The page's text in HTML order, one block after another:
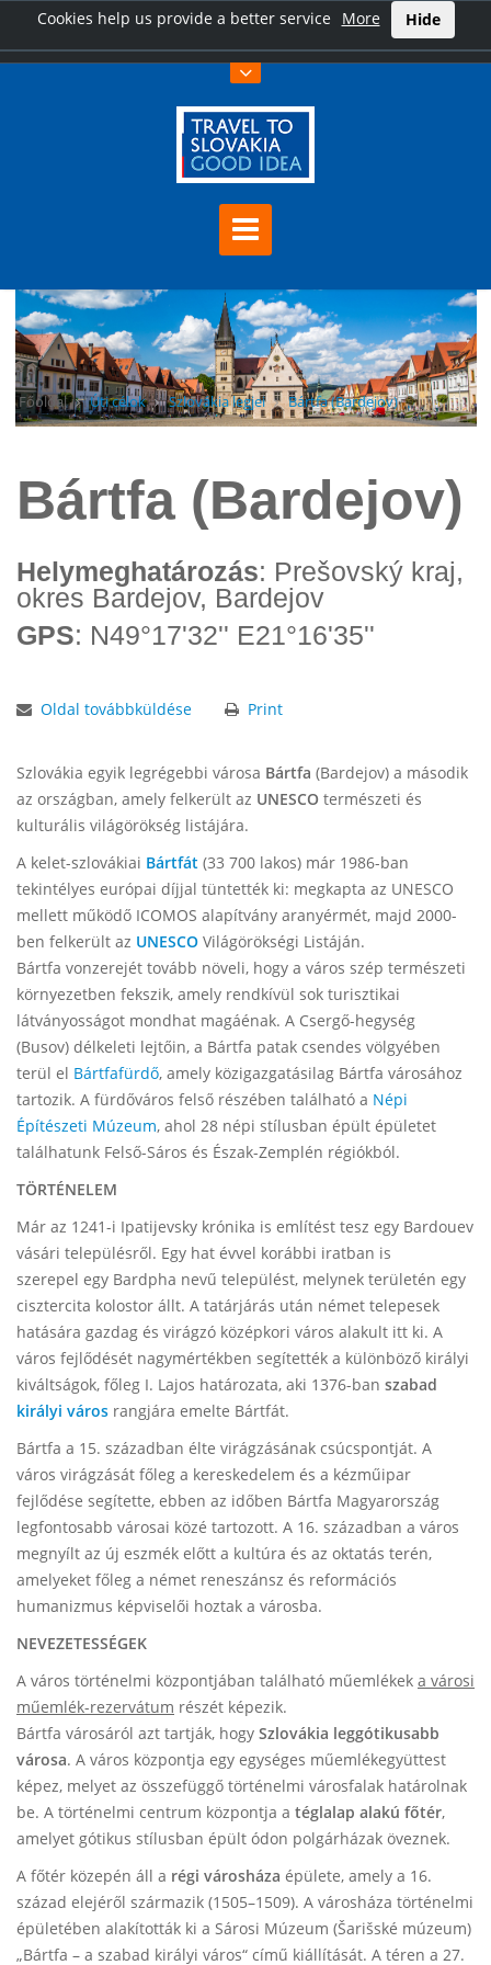
Cookies help us provide a better service More Hide
Főoldal Úti célok Szlovákia legjei Bártfa (Bardejov)
Bártfa (Bardejov)
Helymeghatározás: Prešovský kraj,
okres Bardejov, Bardejov
GPS: N49°17'32'' E21°16'35''
Oldal továbbküldése Print
Szlovákia egyik legrégebbi városa Bártfa (Bardejov) a második
az országban, amely felkerült az UNESCO természeti és
kulturális világörökség listájára.
A kelet-szlovákiai Bártfát (33 700 lakos) már 1986-ban
tekintélyes európai díjjal tüntették ki: megkapta az UNESCO
mellett működő ICOMOS alapítvány aranyérmét, majd 2000-
ben felkerült az UNESCO Világörökségi Listáján.
Bártfa vonzerejét tovább növeli, hogy a város szép természeti
környezetben fekszik, amely rendkívül sok turisztikai
látványosságot mondhat magáénak. A Csergő-hegység
(Busov) délkeleti lejtőin, a Bártfa patak csendes völgyében
terül el Bártfafürdő, amely közigazgatásilag Bártfa városához
tartozik. A fürdőváros felső részében található a Népi
Építészeti Múzeum, ahol 28 népi stílusban épült épületet
találhatunk Felső-Sáros és Észak-Zemplén régiókból.
TÖRTÉNELEM
Már az 1241-i Ipatijevsky krónika is említést tesz egy Bardouev
vásári településről. Egy hat évvel korábbi iratban is
szerepel egy Bardpha nevű települést, melynek területén egy
cisztercita kolostor állt. A tatárjárás után német telepesek
hatására gazdag és virágzó középkori város alakult itt ki. A
város fejlődését nagymértékben segítették a különböző királyi
kiváltságok, főleg I. Lajos határozata, aki 1376-ban szabad
királyi város rangjára emelte Bártfát.
Bártfa a 15. században élte virágzásának csúcspontját. A
város virágzását főleg a kereskedelem és a kézműipar
fejlődése segítette, ebben az időben Bártfa Magyarország
legfontosabb városai közé tartozott. A 16. században a város
megnyílt az új eszmék előtt a kultúra és az oktatás terén,
amelyeket főleg a német reneszánsz és reformációs
humanizmus képviselői hoztak a városba.
NEVEZETESSÉGEK
A város történelmi központjában található műemlékek a városi
műemlék-rezervátum részét képezik.
Bártfa városáról azt tartják, hogy Szlovákia leggótikusabb
városa. A város központja egy egységes műemlékegyüttest
képez, melyet az összefüggő történelmi városfalak határolnak
be. A történelmi centrum központja a téglalap alakú főtér,
amelyet gótikus stílusban épült ódon polgárházak öveznek.
A főtér közepén áll a régi városháza épülete, amely a 16.
század elejéről származik (1505–1509). A városháza történelmi
épületében alakították ki a Sárosi Múzeum (Šarišské múzeum)
„Bártfa – a szabad királyi város“ című kiállítását. A téren a 27.